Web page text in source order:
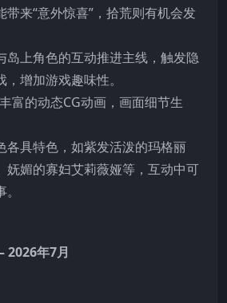
带来“意外惊喜”，拾荒则有机会发
岛上角色的互动推进主线，触发隐
增加游戏趣味性。
富的动态CG动画，画面细节生
各具特色，如紫发活泼的玛格丽
妩媚的寡妇艾莉薇娅等，互动中可
2026年7月